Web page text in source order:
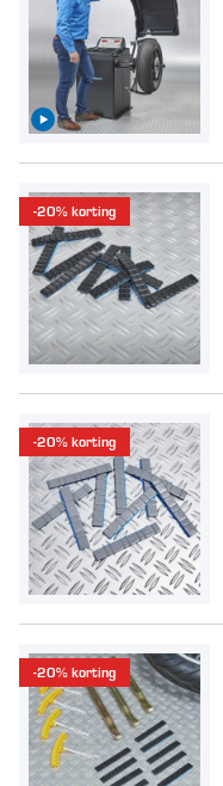
-20% korting
-20% korting
-20% korting